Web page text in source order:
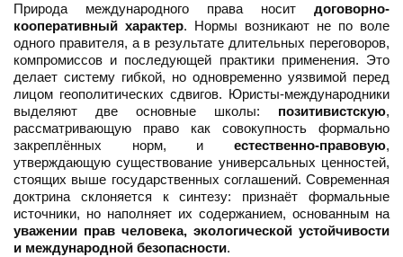
Природа международного права носит договорно-
кооперативный характер. Нормы возникают не по воле
одного правителя, а в результате длительных переговоров,
компромиссов и последующей практики применения. Это
делает систему гибкой, но одновременно уязвимой перед
лицом геополитических сдвигов. Юристы-международники
выделяют две основные школы: позитивистскую,
рассматривающую право как совокупность формально
закреплённых норм, и естественно-правовую,
утверждающую существование универсальных ценностей,
стоящих выше государственных соглашений. Современная
доктрина склоняется к синтезу: признаёт формальные
источники, но наполняет их содержанием, основанным на
уважении прав человека, экологической устойчивости
и международной безопасности.